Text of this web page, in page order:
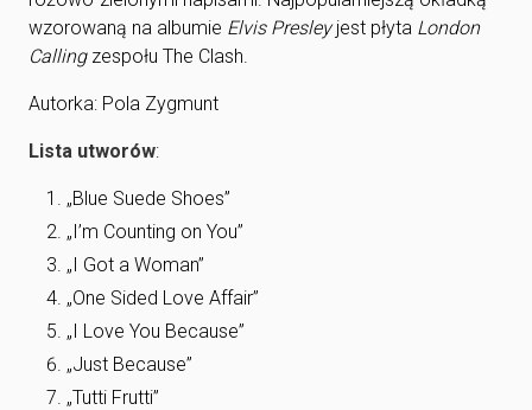
wzorowaną na albumie Elvis Presleyjest płyta London
Callingzespołu The Clash.
Autorka: Pola Zygmunt
Lista utworów:
„Blue Suede Shoes”
„I’m Counting on You”
„I Got a Woman”
„One Sided Love Affair”
„I Love You Because”
„Just Because”
„Tutti Frutti”